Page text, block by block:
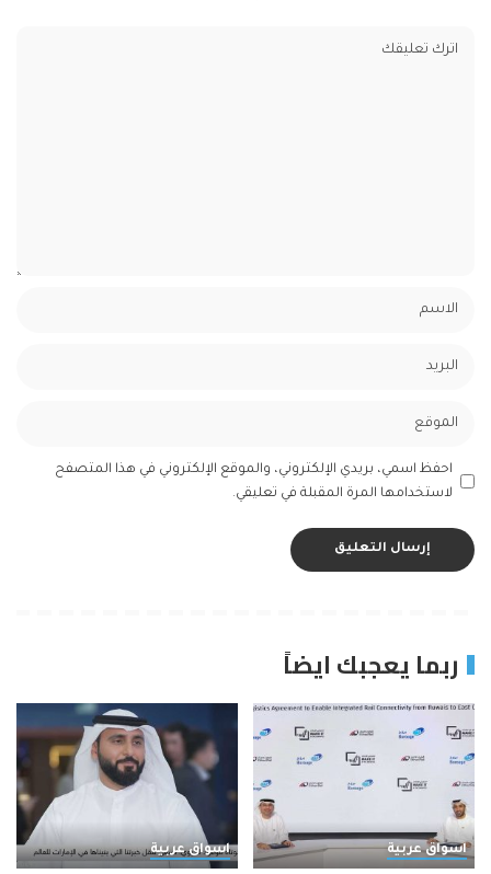
احفظ اسمي، بريدي الإلكتروني، والموقع الإلكتروني في هذا المتصفح
لاستخدامها المرة المقبلة في تعليقي.
ربما يعجبك ايضاً
اسواق عربية اسواق عربية